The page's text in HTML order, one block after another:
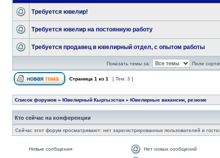
Требуется ювелир!
Требуется ювелир на постоянную работу
Требуется продавец в ювелирный отдел, с опытом работы
Показать темы за: Поле
Страница 1 из 1 [ Тем: 3 ]
Список форумов » Ювелирный Кыргызстан » Ювелирные вакансии, резюме
Кто сейчас на конференции
Сейчас этот форум просматривают: нет зарегистрированных пользователей и
Новые сообщения Нет новых сообщений